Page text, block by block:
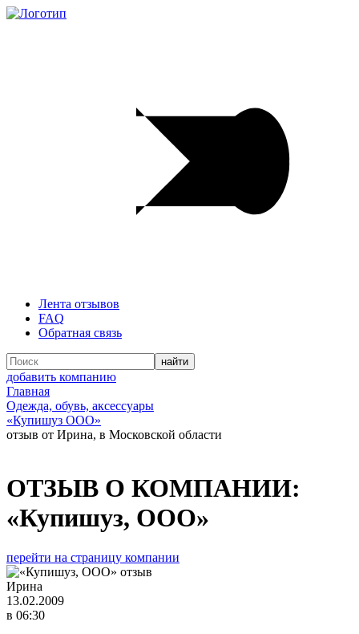
Лента отзывов
FAQ
Обратная связь
добавить компанию
Главная
Одежда, обувь, аксессуары
«Купишуз ООО»
отзыв от Ирина, в Московской области
ОТЗЫВ О КОМПАНИИ:
«Купишуз, ООО»
перейти на страницу компании
Ирина
13.02.2009
в 06:30